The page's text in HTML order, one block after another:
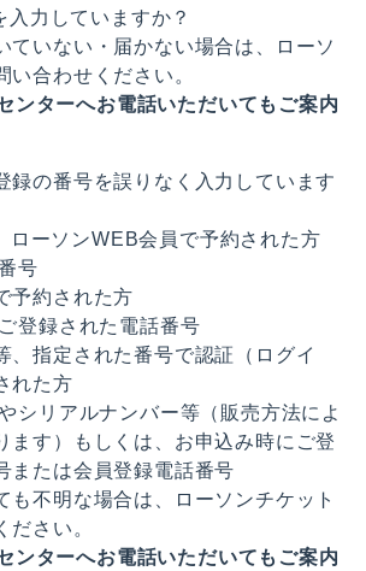
入力していますか？
いない・届かない場合は、ローソ
い合わせください。
ンターへお電話いただいてもご案内
の番号を誤りなく入力しています
ローソンWEB会員で予約された方
号
予約された方
登録された電話番号
、指定された番号で認証（ログイ
れた方
リアルナンバー等（販売方法によ
ます）もしくは、お申込み時にご登
または会員登録電話番号
不明な場合は、ローソンチケット
ださい。
ンターへお電話いただいてもご案内